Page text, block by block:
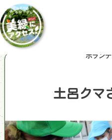
ボラン
土呂クマ